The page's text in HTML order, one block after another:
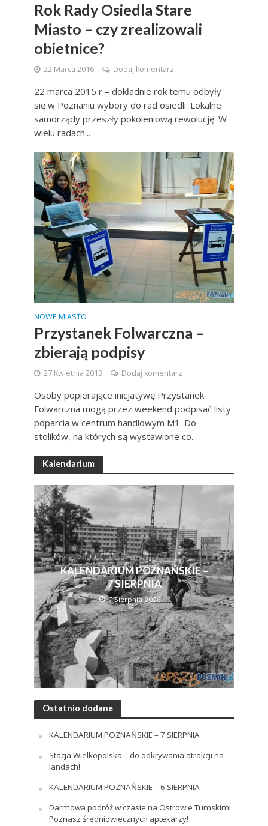
Rok Rady Osiedla Stare
Miasto – czy zrealizowali
obietnice?
22 Marca 2016 Dodaj komentarz
22 marca 2015 r – dokładnie rok temu odbyły
się w Poznaniu wybory do rad osiedli. Lokalne
samorządy przeszły pokoleniową rewolucję. W
wielu radach...
NOWE MIASTO
Przystanek Folwarczna –
zbierają podpisy
27 Kwietnia 2013 Dodaj komentarz
Osoby popierające inicjatywę Przystanek
Folwarczna mogą przez weekend podpisać listy
poparcia w centrum handlowym M1. Do
stolików, na których są wystawione co...
Kalendarium
KALENDARIUM POZNAŃSKIE –
7 SIERPNIA
7 Sierpnia 2026
Ostatnio dodane
KALENDARIUM POZNAŃSKIE – 7 SIERPNIA
Stacja Wielkopolska – do odkrywania atrakcji na
landach!
KALENDARIUM POZNAŃSKIE – 6 SIERPNIA
Darmowa podróż w czasie na Ostrowie Tumskim!
Poznasz średniowiecznych aptekarzy!